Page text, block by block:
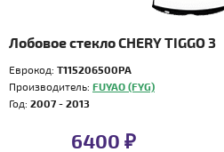
Лобовое стекло CHERY TIGGO 3
Еврокод: T115206500PA
Производитель: FUYAO (FYG)
Год: 2007 - 2013
6400 ₽